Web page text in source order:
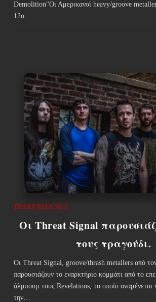
Demolition"Οι Αμερικανοί heavy/groove
12ο…
ΤΕΛΕΥΤΑΊΑ ΝΈΑ
Οι Threat Signal
τους τραγούδι.
Οι Threat Signal, groove/thrash metallers από
παρουσιάζουν το εναρκτήριο κομμάτι από το
άλμπουμ τους Revelations, το οποίο αναμένεται
την…